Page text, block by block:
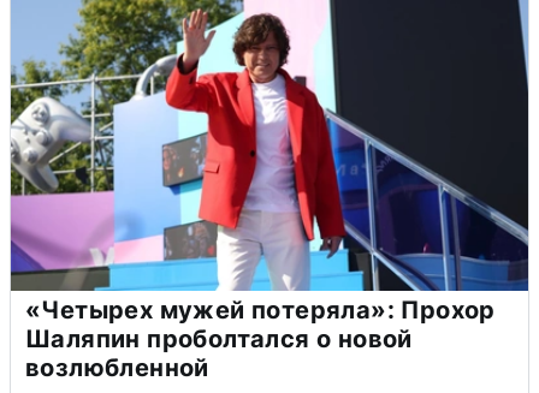
«Четырех мужей потеряла»: Прохор
Шаляпин проболтался о новой
возлюбленной